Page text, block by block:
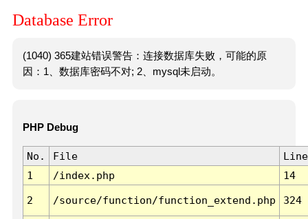
Database Error
(1040) 365建站错误警告：连接数据库失败，可能的原
因：1、数据库密码不对; 2、mysql未启动。
PHP Debug
No. File
Line
1
/index.php 14
2 /source/function/function_extend.php 324